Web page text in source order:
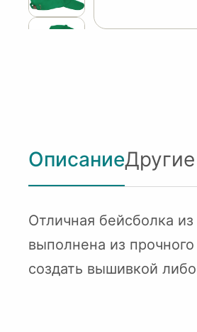
Описание
Отличная бейсболка
выполнена из
создать вышивкой